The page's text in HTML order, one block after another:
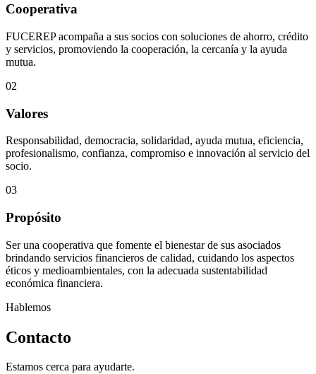
Cooperativa
FUCEREP acompaña a sus socios con soluciones de ahorro, crédito
y servicios, promoviendo la cooperación, la cercanía y la ayuda
mutua.
02
Valores
Responsabilidad, democracia, solidaridad, ayuda mutua, eficiencia,
profesionalismo, confianza, compromiso e innovación al servicio del
socio.
03
Propósito
Ser una cooperativa que fomente el bienestar de sus asociados
brindando servicios financieros de calidad, cuidando los aspectos
éticos y medioambientales, con la adecuada sustentabilidad
económica financiera.
Hablemos
Contacto
Estamos cerca para ayudarte.